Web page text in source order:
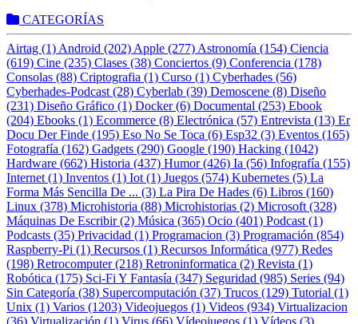
CATEGORÍAS
Airtag (1) Android (202) Apple (277) Astronomía (154) Ciencia
(619) Cine (235) Clases (38) Conciertos (9) Conferencia (178)
Consolas (88) Criptografia (1) Curso (1) Cyberhades (56)
Cyberhades-Podcast (28) Cyberlab (39) Demoscene (8) Diseño
(231) Diseño Gráfico (1) Docker (6) Documental (253) Ebook
(204) Ebooks (1) Ecommerce (8) Electrónica (57) Entrevista (13) Er
Docu Der Finde (195) Eso No Se Toca (6) Esp32 (3) Eventos (165)
Fotografía (162) Gadgets (290) Google (190) Hacking (1042)
Hardware (662) Historia (437) Humor (426) Ia (56) Infografía (155)
Internet (1) Inventos (1) Iot (1) Juegos (574) Kubernetes (5) La
Forma Más Sencilla De ... (3) La Pira De Hades (6) Libros (160)
Linux (378) Microhistoria (88) Microhistorias (2) Microsoft (328)
Máquinas De Escribir (2) Música (365) Ocio (401) Podcast (1)
Podcasts (35) Privacidad (1) Programacion (3) Programación (854)
Raspberry-Pi (1) Recursos (1) Recursos Informática (977) Redes
(198) Retrocomputer (218) Retroninformatica (2) Revista (1)
Robótica (175) Sci-Fi Y Fantasía (347) Seguridad (985) Series (94)
Sin Categoría (38) Supercomputación (37) Trucos (129) Tutorial (1)
Unix (1) Varios (1203) Videojuegos (1) Videos (934) Virtualizacion
(36) Virtualización (1) Virus (66) Vídeojuegos (1) Vídeos (3)